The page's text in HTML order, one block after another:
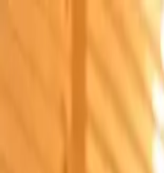
Štvrtok, 6. augusta